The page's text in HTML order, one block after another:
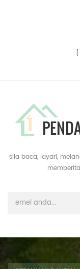
sila baca, layari,